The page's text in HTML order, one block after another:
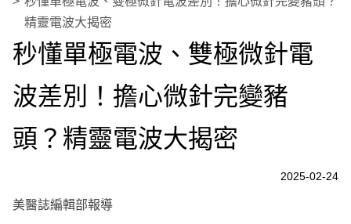
精靈電波大揭密
秒懂單極電波、雙極微針電
波差別！擔心微針完變豬
頭？精靈電波大揭密
2025-02-24
美醫誌編輯部報導